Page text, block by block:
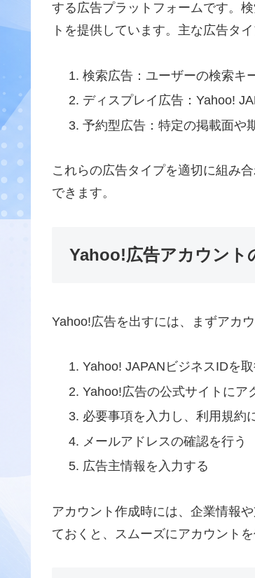
する広告プラットフォームです。
トを提供しています。主な広告タ
検索広告：ユーザーの検索キ
ディスプレイ広告：Yahoo!
予約型広告：特定の掲載面や
これらの広告タイプを適切に組み
できます。
Yahoo!広告アカウント
Yahoo!広告を出すには、まずアカ
Yahoo! JAPANビジネスIDを
Yahoo!広告の公式サイトにア
必要事項を入力し、利用規約
メールアドレスの確認を行う
広告主情報を入力する
アカウント作成時には、企業情報
ておくと、スムーズにアカウントを